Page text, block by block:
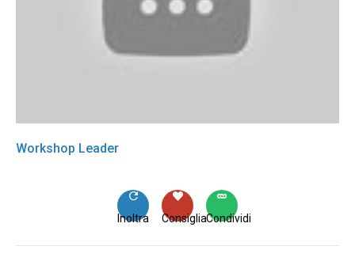
Workshop Leader
Condividi
Consiglia
Inoltra